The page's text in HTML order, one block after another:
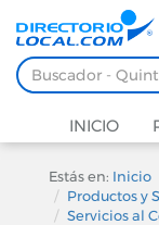
INICIO
Estás en: Inicio
Productos y
Servicios al